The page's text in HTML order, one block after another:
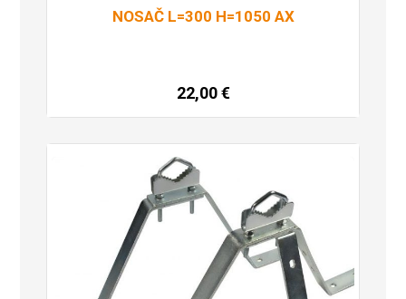
NOSAČ L=300 H=1050 AX
22,00€
Dodaj u košaricu